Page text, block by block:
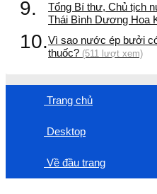
9.
Tổng Bí thư, Chủ tịch
Thái Bình Dương Hoa
10.Vì sao nước ép bưởi
thuốc? (511 lượt xem)
Trang chủ
Desktop
Về đầu trang